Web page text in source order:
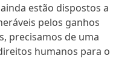
estão dispostos a
pelos ganhos
precisamos de uma
humanos para o